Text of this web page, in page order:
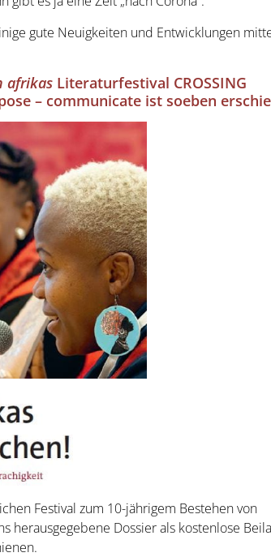
gute Neuigkeiten und Entwicklungen
afrikasLiteraturfestival CROSSING
– communicate ist soeben
Festival zum 10-jährigem Bestehen von
herausgegebene Dossier als kostenlose